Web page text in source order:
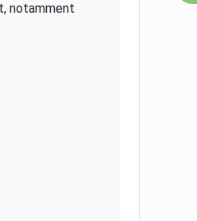
notamment